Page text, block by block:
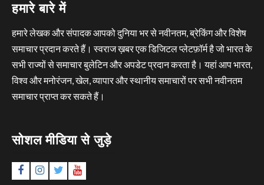
हमारे बारे में
हमारे लेखक और संपादक आपको दुनिया भर से नवीनतम, ब्रेकिंग और विशेष
समाचार प्रदान करते हैं। स्वराज ख़बर एक डिजिटल प्लेटफ़ॉर्म है जो भारत के
सभी राज्यों से समाचार बुलेटिन और अपडेट प्रदान करता है। यहां आप भारत,
विश्व और मनोरंजन, खेल, व्यापार और स्थानीय समाचारों पर सभी नवीनतम
समाचार प्राप्त कर सकते हैं।
सोशल मीडिया से जुड़े
FacebookInstagram
TwitterYouTube